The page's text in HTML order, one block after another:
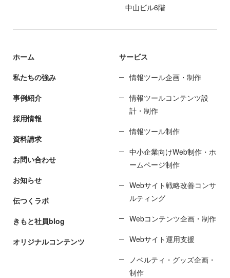
中山ビル6階
ホーム
私たちの強み
事例紹介
採用情報
資料請求
お問い合わせ
お知らせ
伝つくラボ
きもと社員blog
オリジナルコンテンツ
サービス
情報ツール企画・制作
情報ツールコンテンツ設
計・制作
情報ツール制作
中小企業向けWeb制作・ホ
ームページ制作
Webサイト戦略改善コンサ
ルティング
Webコンテンツ企画・制作
Webサイト運用支援
ノベルティ・グッズ企画・
制作